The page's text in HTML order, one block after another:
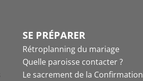
SE PRÉPARER
Rétroplanning du mariage
Quelle paroisse contacter ?
Le sacrement de la Confirmation